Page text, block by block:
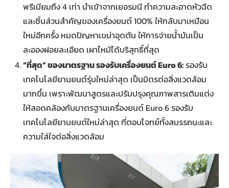
พรีเมียมถึง 4 เท่า นำเข้าจากเยอรมนี ทำความสะอาดหัวฉีด
และชิ้นส่วนสำคัญของเครื่องยนต์ 100% ให้กลับมาเหมือน
ใหม่อีกครั้ง หมดปัญหาเขม่าอุดตัน ให้การจ่ายน้ำมันเป็น
ละอองฝอยละเอียด เผาไหม้ได้บริสุทธิ์ที่สุด
“ที่สุด” ของมาตรฐาน รองรับเครื่องยนต์Euro6: รองรับ
เทคโนโลยียานยนต์รุ่นใหม่ล่าสุด เป็นมิตรต่อสิ่งแวดล้อม
มากขึ้น เพราะพัฒนาสูตรและปรับปรุงคุณภาพสารเติมแต่ง
ให้สอดคล้องกับมาตรฐานเครื่องยนต์ Euro 6 รองรับ
เทคโนโลยียานยนต์ใหม่ล่าสุด ที่ตอบโจทย์ทั้งสมรรถนะและ
ความใส่ใจต่อสิ่งแวดล้อม